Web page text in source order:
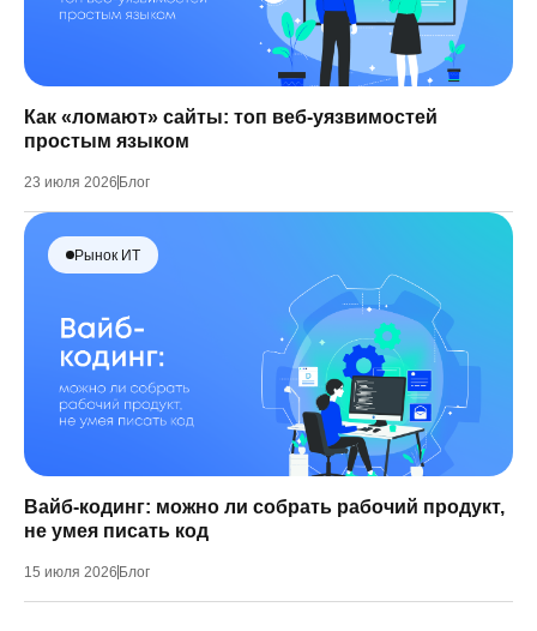
Как «ломают» сайты: топ веб-уязвимостей
простым языком
23 июля 2026 Блог
Рынок ИТ
Вайб-кодинг: можно ли собрать рабочий продукт,
не умея писать код
15 июля 2026 Блог